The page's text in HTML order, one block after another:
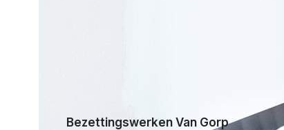
Bezettingswerken Van Gorp